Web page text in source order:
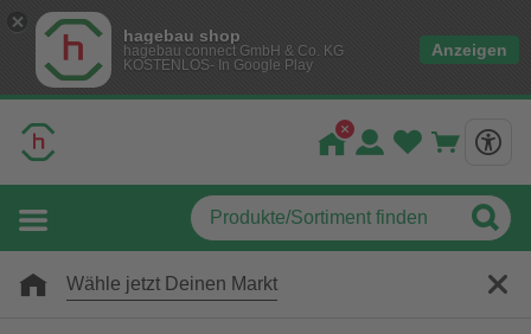
hagebau shop
hagebau connect GmbH & Co. KG
KOSTENLOS- In Google Play
Anzeigen
Wähle jetzt Deinen Markt